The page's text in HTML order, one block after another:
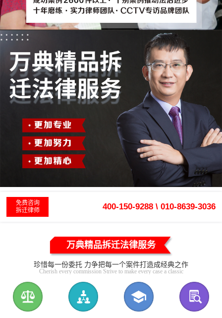
免费咨询
拆迁律师
400-150-9288 \ 010-8639-3036
万典精品拆迁法律服务
珍惜每一份委托 力争把每一个案件打造成经典之作
Cherish every commission Strive to make every case a classic